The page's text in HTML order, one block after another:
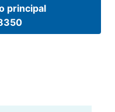
principal